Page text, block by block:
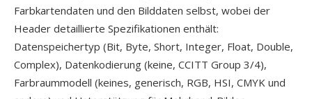
Farbkartendaten und den Bilddaten selbst, wobei der
Header detaillierte Spezifikationen enthält:
Datenspeichertyp (Bit, Byte, Short, Integer, Float, Double,
Complex), Datenkodierung (keine, CCITT Group 3/4),
Farbraummodell (keines, generisch, RGB, HSI, CMYK und